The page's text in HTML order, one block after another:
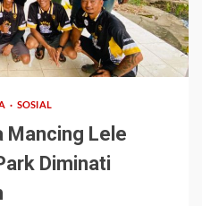
SOSIAL
Mancing Lele
Diminati